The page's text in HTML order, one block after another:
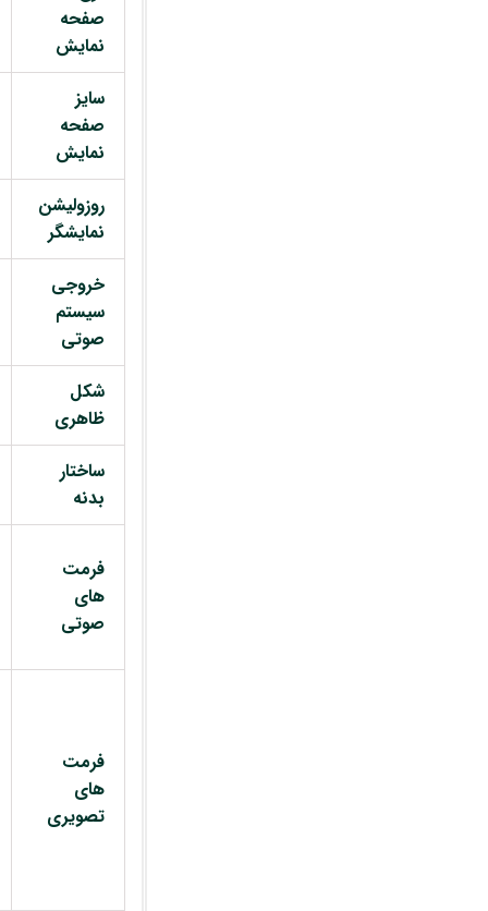
صفحه
نمایش
سایز
صفحه
نمایش
روزولیشن
نمایشگر
خروجی
سیستم
صوتی
شکل
ظاهری
ساختار
بدنه
فرمت
های
صوتی
فرمت
های
تصویری